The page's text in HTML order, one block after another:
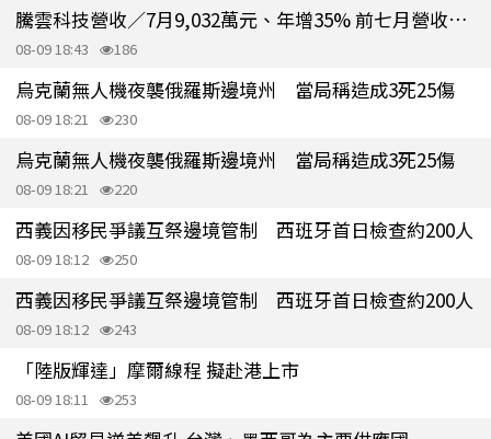
騰雲科技營收／7月9,032萬元、年增35% 前七月營收年增47%
08-09 18:43 186
烏克蘭無人機夜襲俄羅斯邊境州 當局稱造成3死25傷
08-09 18:21 230
烏克蘭無人機夜襲俄羅斯邊境州 當局稱造成3死25傷
08-09 18:21 220
西義因移民爭議互祭邊境管制 西班牙首日檢查約200人
08-09 18:12 250
西義因移民爭議互祭邊境管制 西班牙首日檢查約200人
08-09 18:12 243
「陸版輝達」摩爾線程 擬赴港上市
08-09 18:11 253